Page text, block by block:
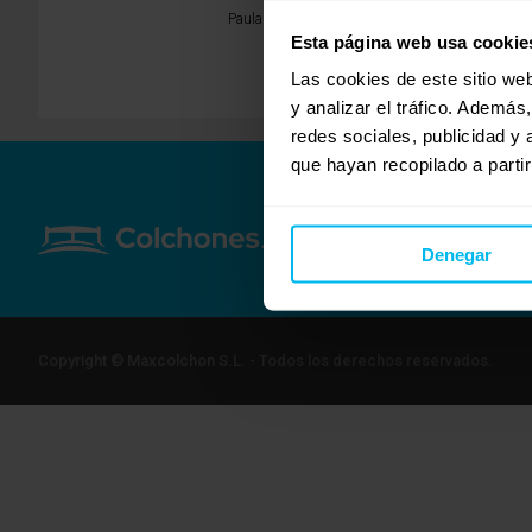
Esta página web usa
Las cookies de este sitio
y analizar el tráfico.
redes sociales, publicidad y
que hayan recopilado a
Denegar
Paula de LOMONACO